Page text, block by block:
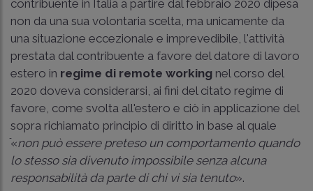
contribuente in Italia a partire dal febbraio 2020 dipesa
non da una sua volontaria scelta, ma unicamente da
una situazione eccezionale e imprevedibile, l'attività
prestata dal contribuente a favore del datore di lavoro
estero in regime di remote working nel corso del
2020 doveva considerarsi, ai fini del citato regime di
favore, come svolta all'estero e ciò in applicazione del
sopra richiamato principio di diritto in base al quale
ֿ«non può essere preteso un comportamento quando
lo stesso sia divenuto impossibile senza alcuna
responsabilità da parte di chi vi sia tenuto».